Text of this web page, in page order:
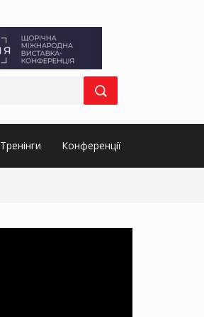
Тренінги Конференції